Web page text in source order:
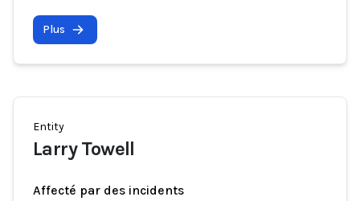
Plus
Entity
Larry Towell
Affecté par des incidents